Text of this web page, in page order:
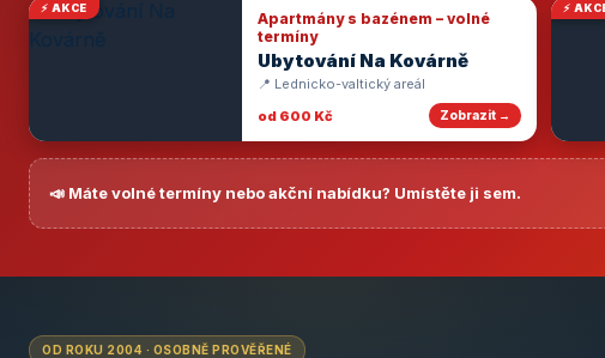
⚡ AKCE
Apartmány s bazénem – volné
termíny
Ubytování Na Kovárně
📍 Lednicko-valtický areál
od 600 Kč
Zobrazit →
⚡
📣 Máte volné termíny nebo akční nabídku? Umístěte ji sem.
OD ROKU 2004 · OSOBNĚ PROVĚŘENÉ